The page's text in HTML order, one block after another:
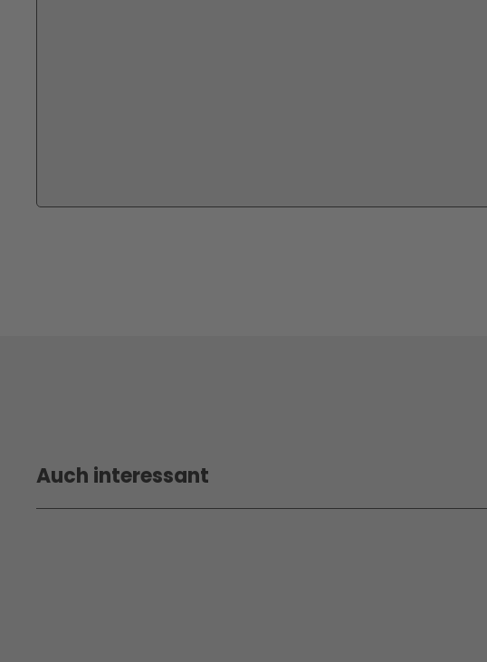
Auch interessant